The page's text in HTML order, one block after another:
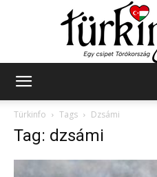
Türkinfo
Tags Dzsámi
Tag: dzsámi